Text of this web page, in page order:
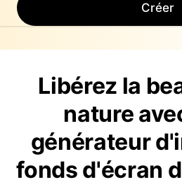
Créer
Libérez la
nature
générateur
fonds d'écran